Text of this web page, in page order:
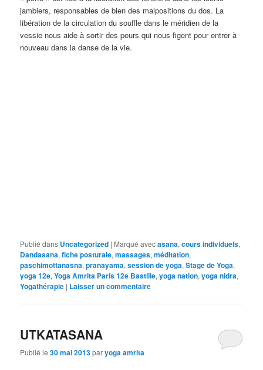
jambiers, responsables de bien des malpositions du dos. La
libération de la circulation du souffle dans le méridien de la
vessie nous aide à sortir des peurs qui nous figent pour entrer à
nouveau dans la danse de la vie.
Publié dans Uncategorized | Marqué avecasana,cours individuels,
Dandasana,fiche posturale,massages,méditation,
paschimottanasna,pranayama,session de yoga,Stage de Yoga,
yoga 12e,Yoga Amrita Paris 12e Bastille,yoga nation,yoga nidra,
Yogathérapie | Laisser un commentaire
UTKATASANA
Publié le30 mai 2013paryoga amrita